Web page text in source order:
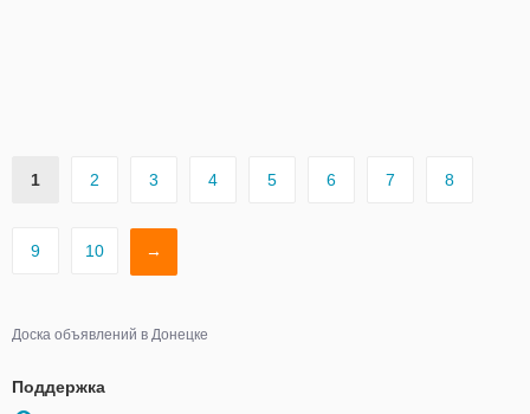
1 2 3 4 5 6 7 8
9 10 →
Доска объявлений в Донецке
Поддержка